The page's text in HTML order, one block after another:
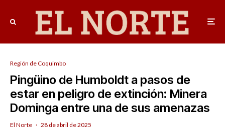
Región de Coquimbo
Pingüino de Humboldt a pasos de
estar en peligro de extinción: Minera
Dominga entre una de sus amenazas
El Norte · 28 de abril de 2025